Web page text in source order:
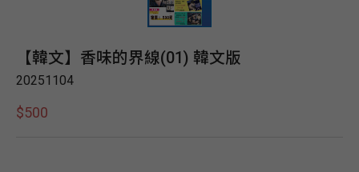
【韓文】香味的界線(01) 韓文版
20251104
$500